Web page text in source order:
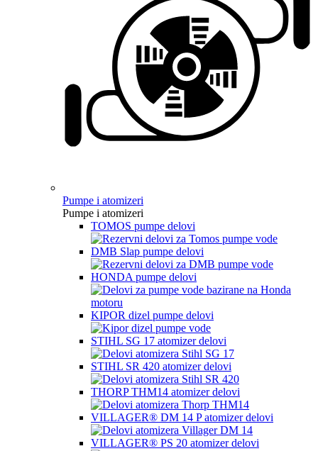
Pumpe i atomizeri
Pumpe i atomizeri
TOMOS pumpe delovi
DMB Slap pumpe delovi
HONDA pumpe delovi
KIPOR dizel pumpe delovi
STIHL SG 17 atomizer delovi
STIHL SR 420 atomizer delovi
THORP THM14 atomizer delovi
VILLAGER® DM 14 P atomizer delovi
VILLAGER® PS 20 atomizer delovi